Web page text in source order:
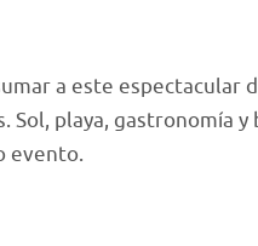
a este espectacular
playa, gastronomía
evento.